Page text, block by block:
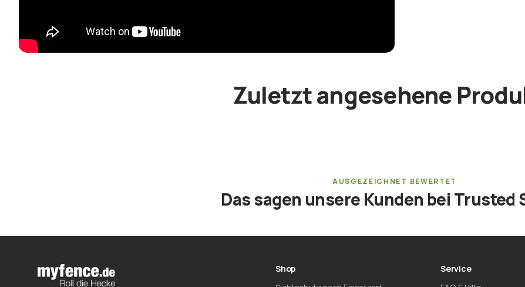
Zuletzt angesehene
AUSGEZEICHNET BEWERTET
Das sagen unsere Kunden bei Trusted
Shop Service